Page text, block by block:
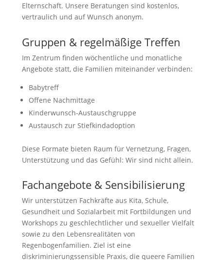
Elternschaft. Unsere Beratungen sind kostenlos,
vertraulich und auf Wunsch anonym.
Gruppen & regelmäßige Treffen
Im Zentrum finden wöchentliche und monatliche
Angebote statt, die Familien miteinander verbinden:
Babytreff
Offene Nachmittage
Kinderwunsch‑Austauschgruppe
Austausch zur Stiefkindadoption
Diese Formate bieten Raum für Vernetzung, Fragen,
Unterstützung und das Gefühl: Wir sind nicht allein.
Fachangebote & Sensibilisierung
Wir unterstützen Fachkräfte aus Kita, Schule,
Gesundheit und Sozialarbeit mit Fortbildungen und
Workshops zu geschlechtlicher und sexueller Vielfalt
sowie zu den Lebensrealitäten von
Regenbogenfamilien. Ziel ist eine
diskriminierungssensible Praxis, die queere Familien